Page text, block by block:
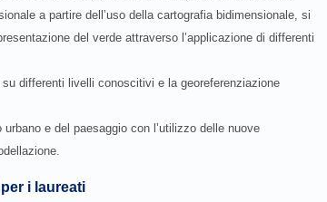
a partire dell’uso della cartografia bidimensionale, si
del verde attraverso l’applicazione di differenti
differenti livelli conoscitivi e la georeferenziazione
e del paesaggio con l’utilizzo delle nuove
i laureati